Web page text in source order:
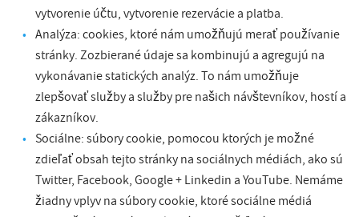
vytvorenie účtu, vytvorenie rezervácie a platba.
Analýza: cookies, ktoré nám umožňujú merať používanie
stránky. Zozbierané údaje sa kombinujú a agregujú na
vykonávanie statických analýz. To nám umožňuje
zlepšovať služby a služby pre našich návštevníkov, hostí a
zákazníkov.
Sociálne: súbory cookie, pomocou ktorých je možné
zdieľať obsah tejto stránky na sociálnych médiách, ako sú
Twitter, Facebook, Google + Linkedin a YouTube. Nemáme
žiadny vplyv na súbory cookie, ktoré sociálne médiá